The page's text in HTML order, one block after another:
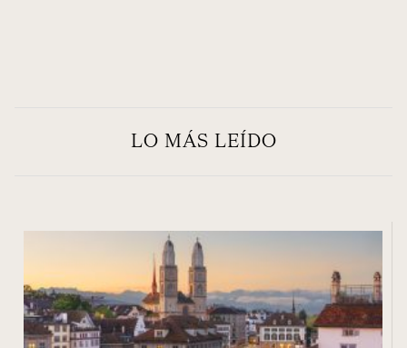
LO MÁS LEÍDO